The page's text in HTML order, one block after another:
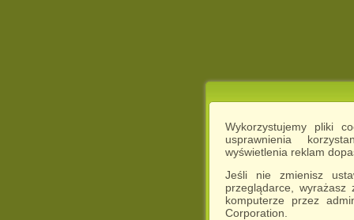
Wykorzystujemy pliki
usprawnienia
wyświetlenia reklam
Jeśli nie zmienisz
przeglądarce,
komputerze przez
Corporation.